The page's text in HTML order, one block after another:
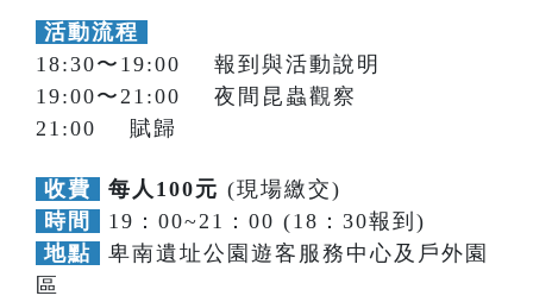
活動流程
18:30〜19:00 報到與活動說明
19:00〜21:00 夜間昆蟲觀察
21:00 賦歸
收費 每人100元 (現場繳交)
時間
19：00~21：00 (18：30報到)
地點
卑南遺址公園遊客服務中心及戶外園
區